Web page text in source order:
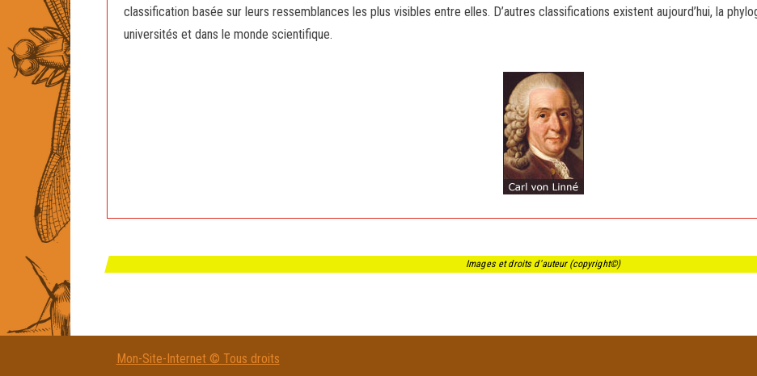
classification basée sur leurs ressemblances les plus visibles entre elles. D’autres classifications existent aujourd’hui, la
universités et dans le monde scientifique.
Images et droits d'auteur (copyright©)
Mon-Site-Internet © Tous droits